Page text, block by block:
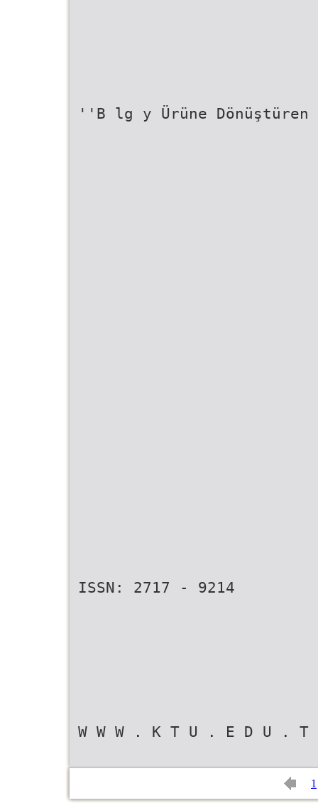
''B lg y Ürüne
ISSN: 2717 - 9214
W W W . K T U . E D U .
1